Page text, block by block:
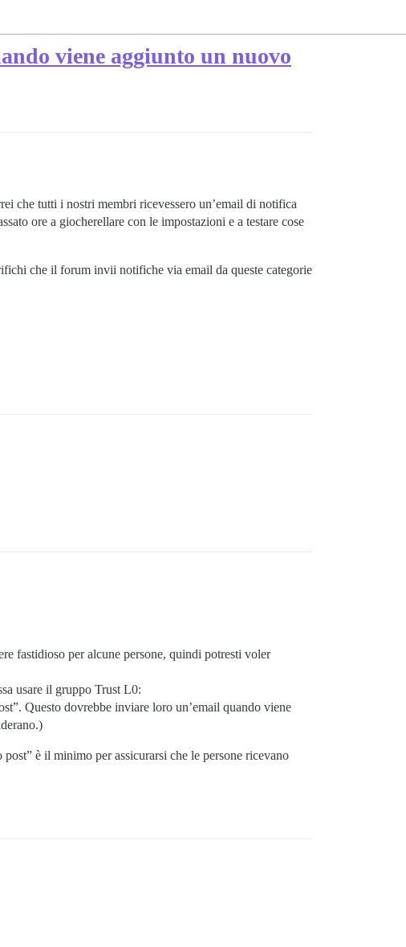
viene aggiunto un nuovo
che tutti i nostri membri ricevessero un’email di notifica
ore a giocherellare con le impostazioni e a testare cose
che il forum invii notifiche via email da queste categorie
fastidioso per alcune persone, quindi potresti voler
usare il gruppo Trust L0:
Questo dovrebbe inviare loro un’email quando viene
è il minimo per assicurarsi che le persone ricevano